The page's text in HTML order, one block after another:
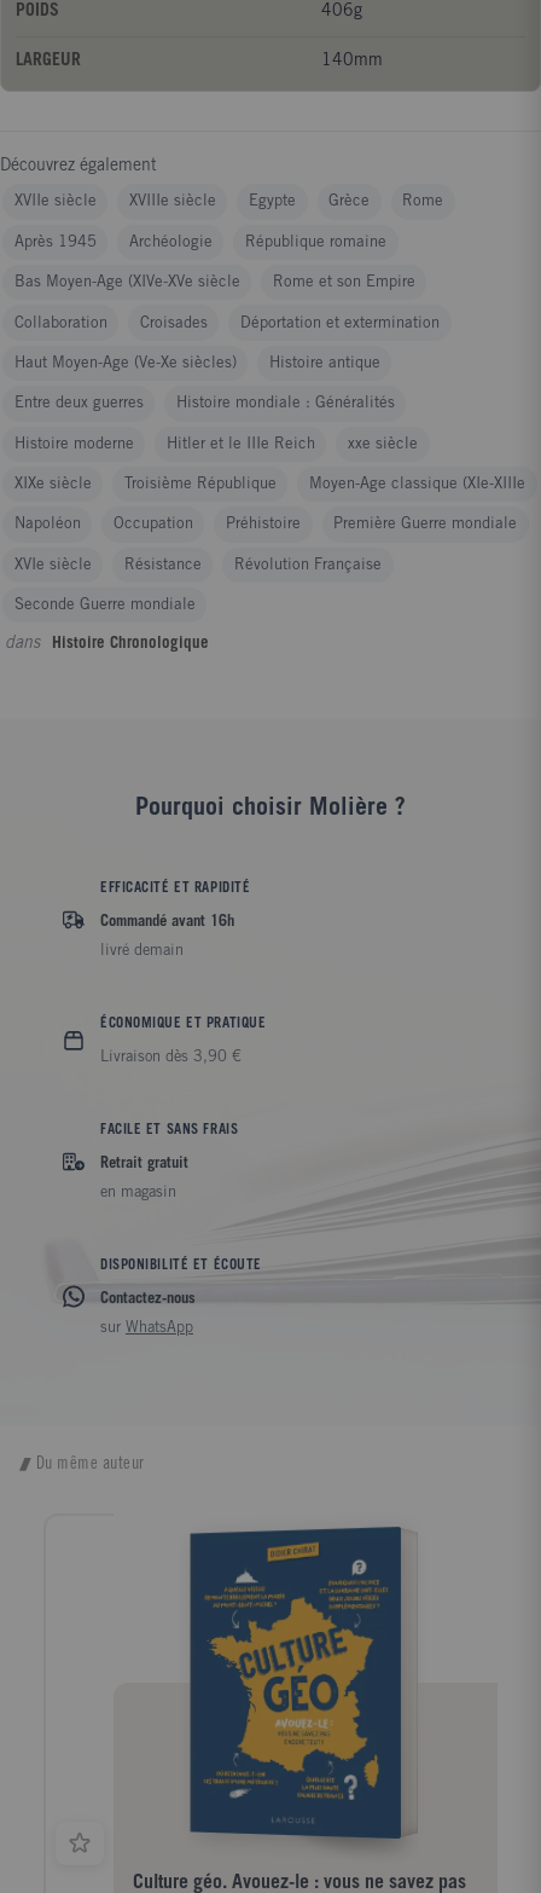
d'interprétations scientifiques et médicales déroutantes, à
l'image des maladies issues du péché ou des saignées. Tantôt
avant-gardiste, tantôt décadent, découvrez ce surprenant Moyen
POIDS 406g
LARGEUR 140mm
Découvrez également
XVIIe siècle XVIIIe siècle Egypte Grèce Rome
Après 1945 Archéologie République romaine
Bas Moyen-Age (XIVe-XVe siècle Rome et son Empire
Collaboration Croisades Déportation et extermination
Haut Moyen-Age (Ve-Xe siècles) Histoire antique
Entre deux guerres Histoire mondiale : Généralités
Histoire moderne Hitler et le IIIe Reich xxe siècle
XIXe siècle Troisième République Moyen-Age classique (XIe-XIIIe
Napoléon Occupation Préhistoire Première Guerre mondiale
XVIe siècle Résistance Révolution Française
Seconde Guerre mondiale
dans Histoire Chronologique
Pourquoi choisir Molière ?
EFFICACITÉ ET RAPIDITÉ
Commandé avant 16h
livré demain
ÉCONOMIQUE ET PRATIQUE
Livraison dès 3,90 €
FACILE ET SANS FRAIS
Retrait gratuit
en magasin
DISPONIBILITÉ ET ÉCOUTE
Contactez-nous
sur WhatsApp
Du même auteur
Culture géo. Avouez-le : vous ne savez pas